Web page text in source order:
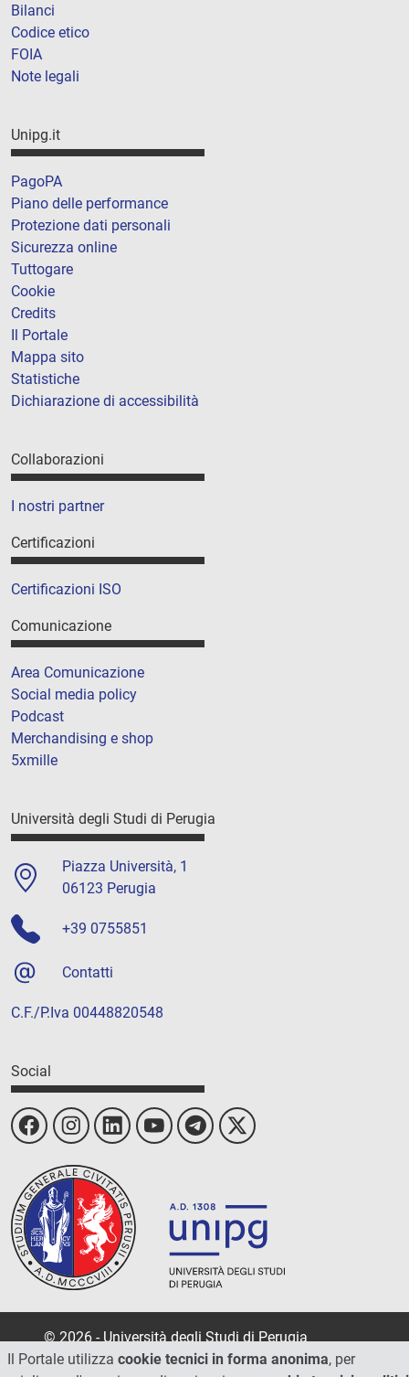
Bilanci
Codice etico
FOIA
Note legali
Unipg.it
PagoPA
Piano delle performance
Protezione dati personali
Sicurezza online
Tuttogare
Cookie
Credits
Il Portale
Mappa sito
Statistiche
Dichiarazione di accessibilità
Collaborazioni
I nostri partner
Certificazioni
Certificazioni ISO
Comunicazione
Area Comunicazione
Social media policy
Podcast
Merchandising e shop
5xmille
Università degli Studi di Perugia
Piazza Università, 1
06123 Perugia
+39 0755851
Contatti
C.F./P.Iva 00448820548
Social
© 2026 - Università degli Studi di Perugia
Il Portale utilizza cookie tecnici in forma anonima, per